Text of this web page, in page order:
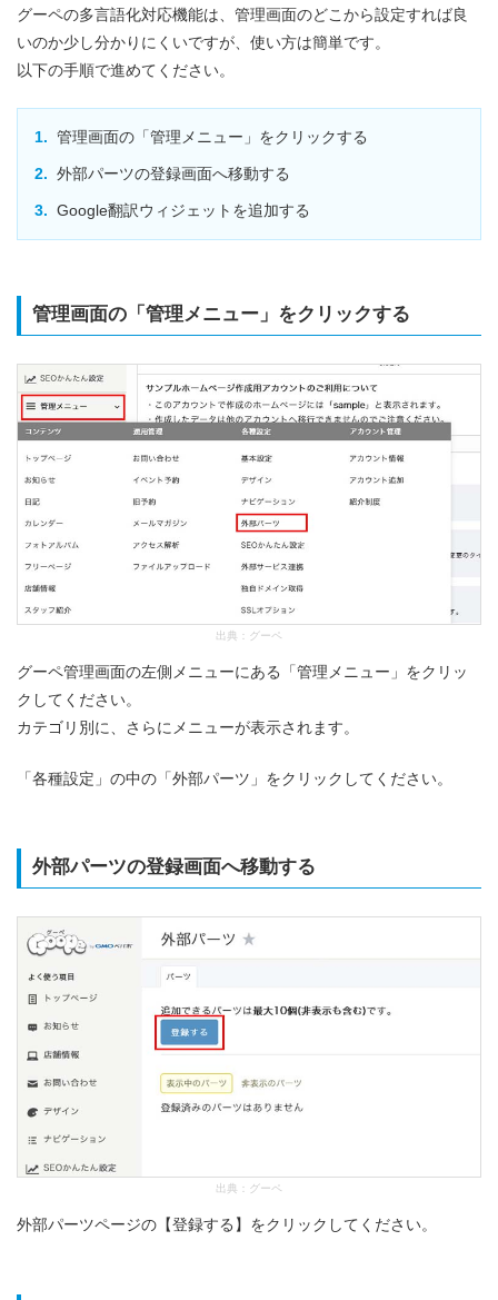
グーペの多言語化対応機能は、管理画面のどこから設定すれば良
いのか少し分かりにくいですが、使い方は簡単です。
以下の手順で進めてください。
管理画面の「管理メニュー」をクリックする
外部パーツの登録画面へ移動する
Google翻訳ウィジェットを追加する
管理画面の「管理メニュー」をクリックする
出典： グーペ
グーペ管理画面の左側メニューにある「管理メニュー」をクリッ
クしてください。
カテゴリ別に、さらにメニューが表示されます。
「各種設定」の中の「外部パーツ」をクリックしてください。
外部パーツの登録画面へ移動する
出典： グーペ
外部パーツページの【登録する】をクリックしてください。